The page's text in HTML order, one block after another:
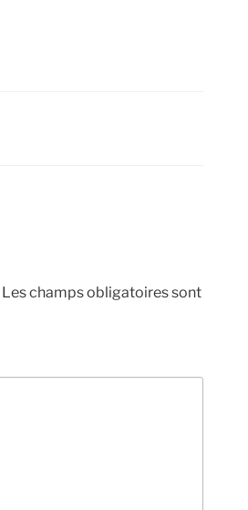
Les champs obligatoires sont